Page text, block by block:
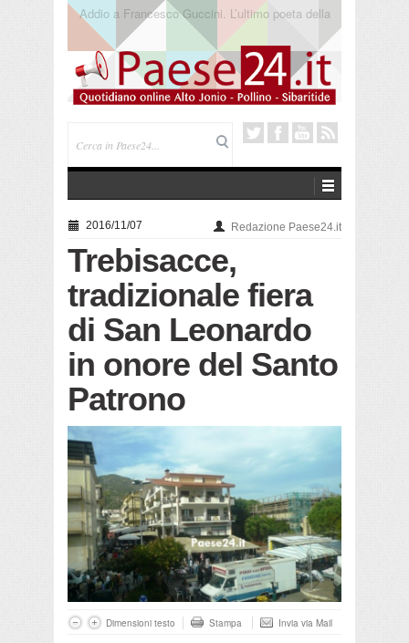
Saracena. Presentato “America”, il romanzo di Luigi
Pandolfi che racconta l’emigrazione
2016/11/07 Redazione Paese24.it
Trebisacce,
tradizionale fiera
di San Leonardo
in onore del Santo
Patrono
Dimensioni testo Stampa Invia via Mail